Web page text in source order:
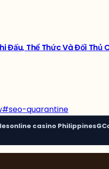
Đấu, Thể Thức Và Đối Thủ
#seo-quarantine
online casino Philippines